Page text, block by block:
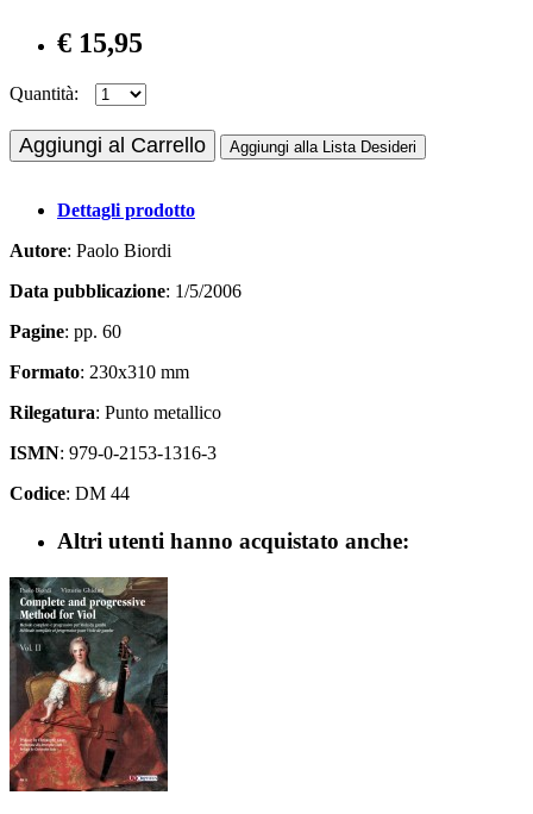
€ 15,95
Quantità:
Aggiungi al Carrello Aggiungi alla Lista Desideri
Dettagli prodotto
Autore: Paolo Biordi
Data pubblicazione: 1/5/2006
Pagine: pp. 60
Formato: 230x310 mm
Rilegatura: Punto metallico
ISMN: 979-0-2153-1316-3
Codice: DM 44
Altri utenti hanno acquistato anche: